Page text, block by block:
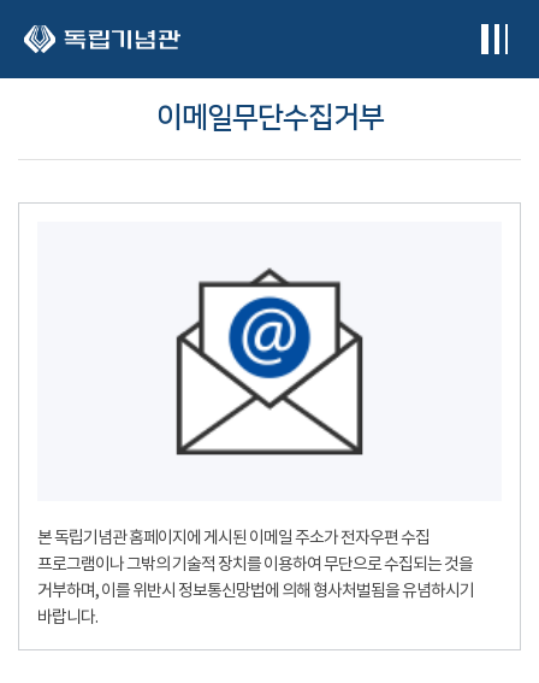
이메일무단수집거부
본 독립기념관 홈페이지에 게시된 이메일 주소가 전자우편 수집
프로그램이나 그밖의 기술적 장치를 이용하여 무단으로 수집되는 것을
거부하며, 이를 위반시 정보통신망법에 의해 형사처벌됨을 유념하시기
바랍니다.